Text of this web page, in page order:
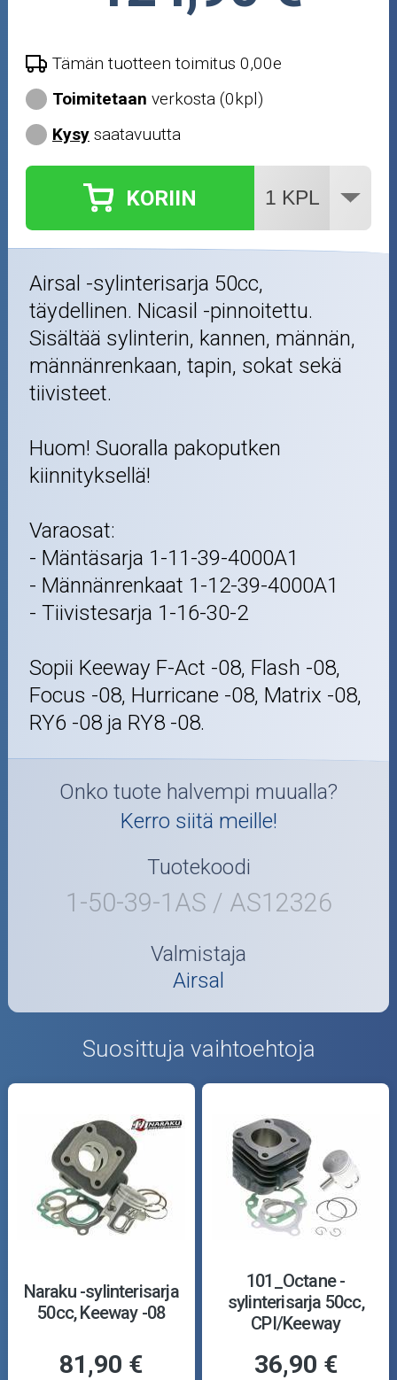
Tämän tuotteen toimitus 0,00e
Toimitetaan verkosta (0kpl)
Kysy saatavuutta
KORIIN
Airsal -sylinterisarja 50cc,
täydellinen. Nicasil -pinnoitettu.
Sisältää sylinterin, kannen, männän,
männänrenkaan, tapin, sokat sekä
tiivisteet.
Huom! Suoralla pakoputken
kiinnityksellä!
Varaosat:
- Mäntäsarja 1-11-39-4000A1
- Männänrenkaat 1-12-39-4000A1
- Tiivistesarja 1-16-30-2
Sopii Keeway F-Act -08, Flash -08,
Focus -08, Hurricane -08, Matrix -08,
RY6 -08 ja RY8 -08.
Onko tuote halvempi muualla?
Kerro siitä meille!
Tuotekoodi
1-50-39-1AS / AS12326
Valmistaja
Airsal
Suosittuja vaihtoehtoja
Naraku -sylinterisarja
50cc, Keeway -08
81,90 €
101_Octane -
sylinterisarja 50cc,
CPI/Keeway
36,90 €